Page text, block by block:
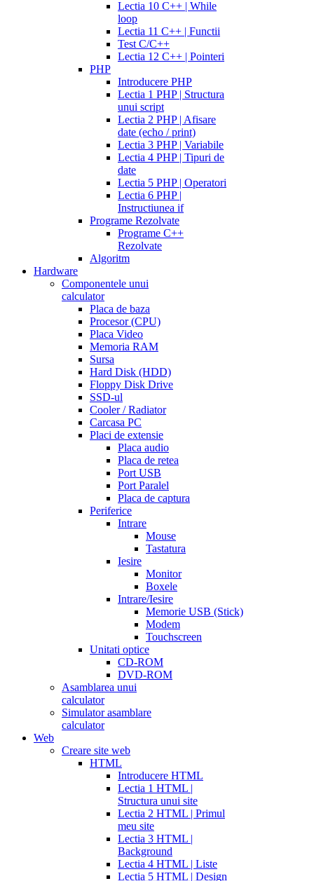
Lectia 10 C++ | While
loop
Lectia 11 C++ | Functii
Test C/C++
Lectia 12 C++ | Pointeri
PHP
Introducere PHP
Lectia 1 PHP | Structura
unui script
Lectia 2 PHP | Afisare
date (echo / print)
Lectia 3 PHP | Variabile
Lectia 4 PHP | Tipuri de
date
Lectia 5 PHP | Operatori
Lectia 6 PHP |
Instructiunea if
Programe Rezolvate
Programe C++
Rezolvate
Algoritm
Hardware
Componentele unui
calculator
Placa de baza
Procesor (CPU)
Placa Video
Memoria RAM
Sursa
Hard Disk (HDD)
Floppy Disk Drive
SSD-ul
Cooler / Radiator
Carcasa PC
Placi de extensie
Placa audio
Placa de retea
Port USB
Port Paralel
Placa de captura
Periferice
Intrare
Mouse
Tastatura
Iesire
Monitor
Boxele
Intrare/Iesire
Memorie USB (Stick)
Modem
Touchscreen
Unitati optice
CD-ROM
DVD-ROM
Asamblarea unui
calculator
Simulator asamblare
calculator
Web
Creare site web
HTML
Introducere HTML
Lectia 1 HTML |
Structura unui site
Lectia 2 HTML | Primul
meu site
Lectia 3 HTML |
Background
Lectia 4 HTML | Liste
Lectia 5 HTML | Design